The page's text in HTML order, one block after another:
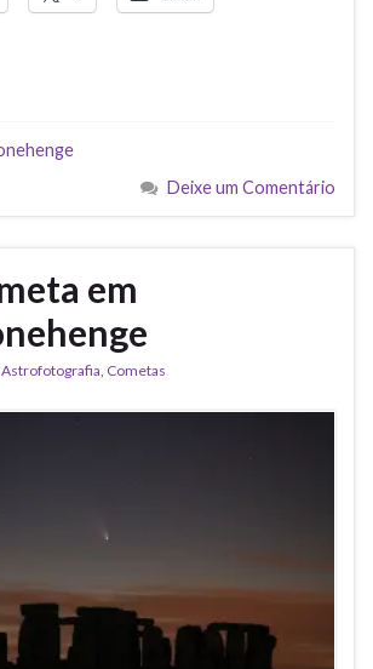
Deixe um Comentário
em
Astrofotografia, Cometas